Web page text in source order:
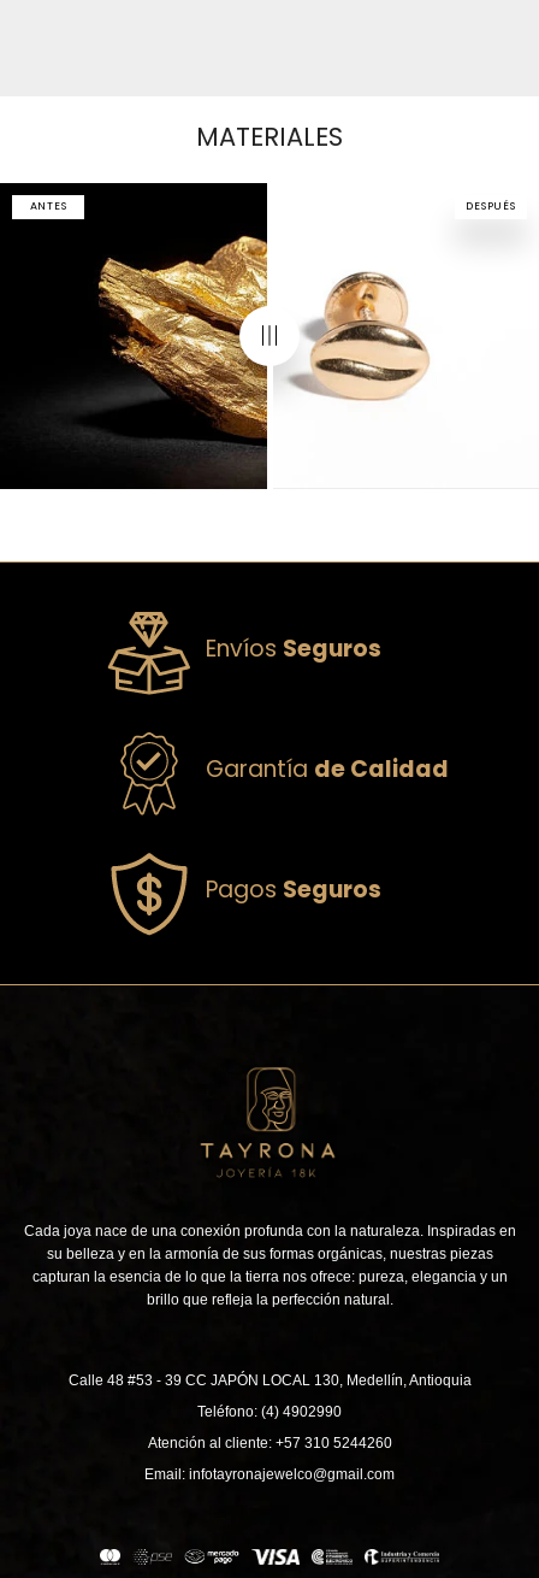
MATERIALES
ANTES DESPUÉS
Envíos Seguros
Garantía de Calidad
Pagos Seguros
Cada joya nace de una conexión profunda con la naturaleza. Inspiradas en
su belleza y en la armonía de sus formas orgánicas, nuestras piezas
capturan la esencia de lo que la tierra nos ofrece: pureza, elegancia y un
brillo que refleja la perfección natural.
Calle 48 #53 - 39 CC JAPÓN LOCAL 130, Medellín, Antioquia
Teléfono: (4) 4902990
Atención al cliente: +57 310 5244260
Email: infotayronajewelco@gmail.com